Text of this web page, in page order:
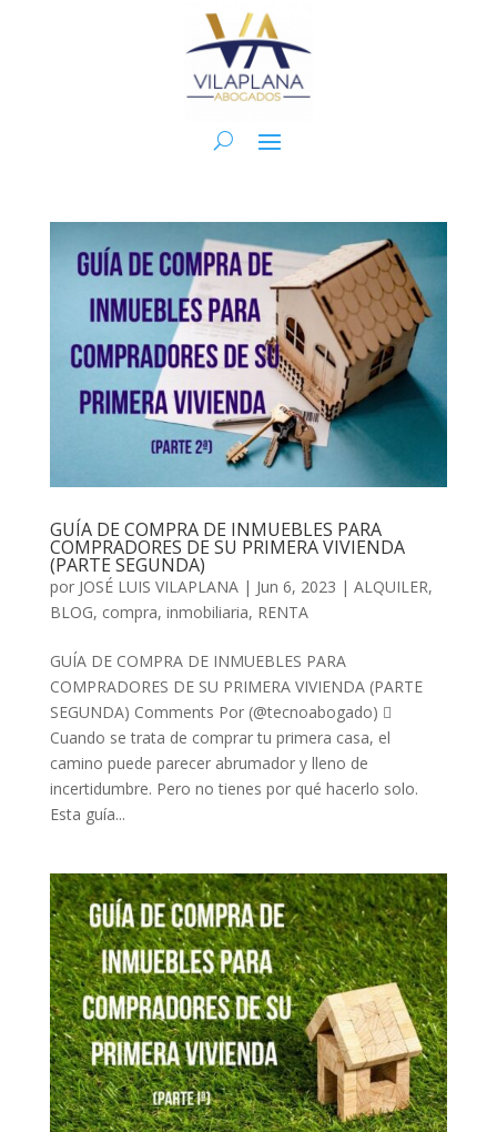
GUÍA DE COMPRA DE INMUEBLES PARA
COMPRADORES DE SU PRIMERA VIVIENDA
(PARTE SEGUNDA)
por JOSÉ LUIS VILAPLANA| Jun 6, 2023 | ALQUILER,
BLOG, compra, inmobiliaria, RENTA
GUÍA DE COMPRA DE INMUEBLES PARA
COMPRADORES DE SU PRIMERA VIVIENDA (PARTE
SEGUNDA) Comments Por (@tecnoabogado) 
Cuando se trata de comprar tu primera casa, el
camino puede parecer abrumador y lleno de
incertidumbre. Pero no tienes por qué hacerlo solo.
Esta guía...